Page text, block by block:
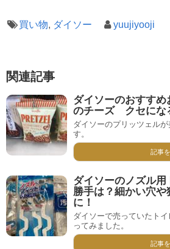
買い物, ダイソー yuujiyooji
関連記事
ダイソーのおすす
のチーズ クセにな
ダイソーのプリッツェル
す。
記事
ダイソーのノズル
勝手は？細かい穴や
に！
ダイソーで売っていたト
ってみました。
記事